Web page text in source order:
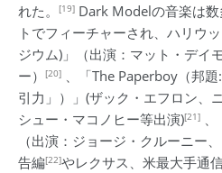
れた。
[19] Dark Modelの音楽は
トでフィーチャーされ、ハリウ
ジウム)」（出演：マット・デイ
ー）
[20] 、「The Paperboy（邦
引力」）」(ザック・エフロン、
シュー・マコノヒー等出演)[21] 、
（出演：ジョージ・クルーニー
告編[22]やレクサス、米最大手通